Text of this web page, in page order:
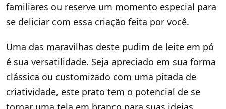
familiares ou reserve um momento especial para
se deliciar com essa criação feita por você.
Uma das maravilhas deste pudim de leite em pó
é sua versatilidade. Seja apreciado em sua forma
clássica ou customizado com uma pitada de
criatividade, este prato tem o potencial de se